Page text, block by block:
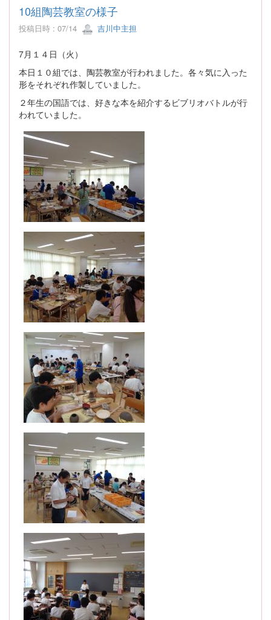
10組陶芸教室の様子
投稿日時 : 07/14 吉川中主担
7月１４日（火）
本日１０組では、陶芸教室が行われました。各々気に入った
形をそれぞれ作製していました。
２年生の国語では、好きな本を紹介するビブリオバトルが行
われていました。